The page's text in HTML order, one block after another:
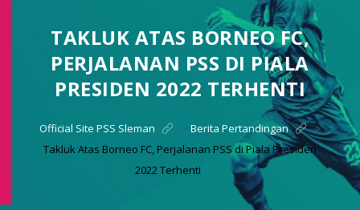
TAKLUK ATAS BORNEO FC,
PERJALANAN PSS DI PIALA
PRESIDEN 2022 TERHENTI
Official Site PSS Sleman > Berita Pertandingan
>
Takluk Atas Borneo FC, Perjalanan PSS di Piala Presiden
2022 Terhenti